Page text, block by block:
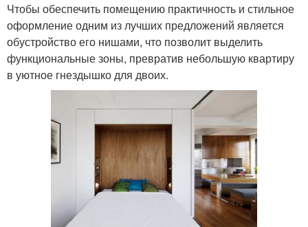
Чтобы обеспечить помещению практичность и стильное
оформление одним из лучших предложений является
обустройство его нишами, что позволит выделить
функциональные зоны, превратив небольшую квартиру
в уютное гнездышко для двоих.